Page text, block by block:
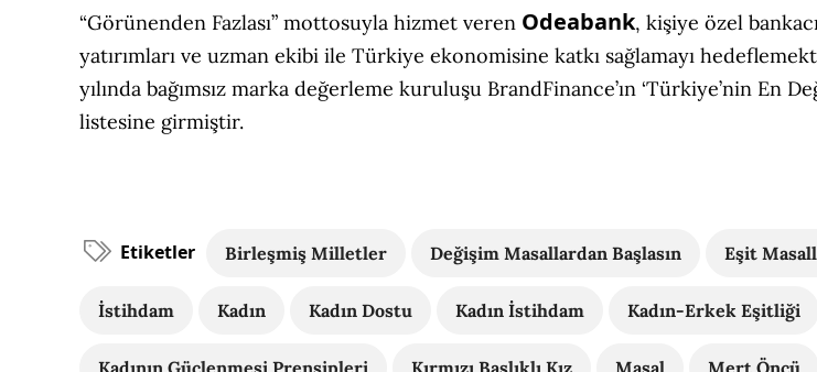
“Görünenden Fazlası” mottosuyla hizmet veren Odeabank, kişiye özel
yatırımları ve uzman ekibi ile Türkiye ekonomisine katkı sağlamayı
yılında bağımsız marka değerleme kuruluşu BrandFinance’ın ‘Türkiye’nin En
listesine girmiştir.
Etiketler Birleşmiş Milletler Değişim Masallardan Başlasın Eşit
İstihdam Kadın Kadın Dostu Kadın İstihdam Kadın-Erkek Eşitliği
Kadının Güçlenmesi Prensipleri Kırmızı Başlıklı Kız Masal Mert Öncü